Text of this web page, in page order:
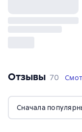
Отзывы 70
70
Сначала